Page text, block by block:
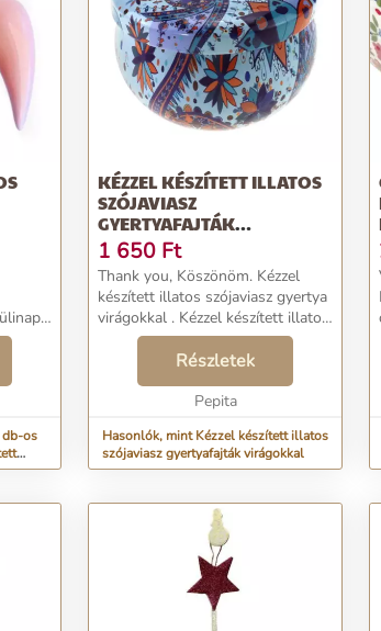
db-os
KÉZZEL KÉSZÍTETT ILLATOS
SZÓJAVIASZ
GYERTYAFAJTÁK
VIRÁGOKKAL
1 650 Ft
Thank you, Köszönöm. Kézzel
készített illatos szójaviasz gyertya
virágokkal . Kézzel készített illatos
szójaviasz gyertyafajták száraz
virágokkal illatosítva....
Részletek
Pepita
Hasonlók, mint Kézzel készített illatos
szójaviasz gyertyafajták virágokkal